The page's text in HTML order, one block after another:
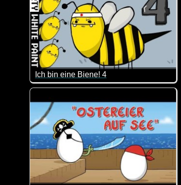
Ich bin eine Biene! 4
Total krank das Video, aber zum